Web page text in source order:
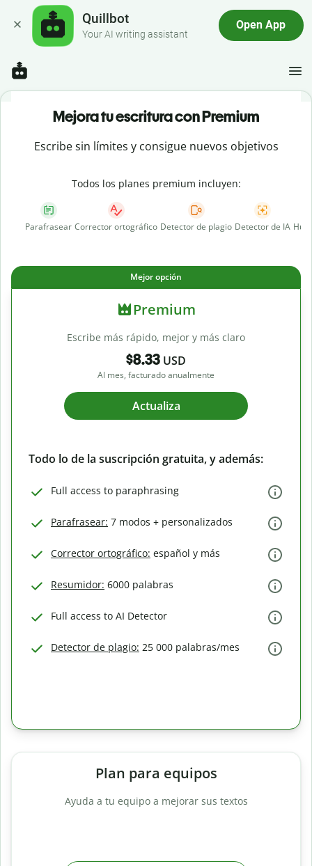
Quillbot
Your AI writing assistant
Open App
Mejora tu escritura con Premium
Escribe sin límites y consigue nuevos objetivos
Todos los planes premium incluyen:
Parafrasear Corrector ortográfico Detector de plagio Detector de IA
Mejor opción
Premium
Escribe más rápido, mejor y más claro
$8.33 USD
Al mes, facturado anualmente
Actualiza
Todo lo de la suscripción gratuita, y además:
Full access to paraphrasing
Parafrasear: 7 modos + personalizados
Corrector ortográfico: español y más
Resumidor: 6000 palabras
Full access to AI Detector
Detector de plagio: 25 000 palabras/mes
Plan para equipos
Ayuda a tu equipo a mejorar sus textos